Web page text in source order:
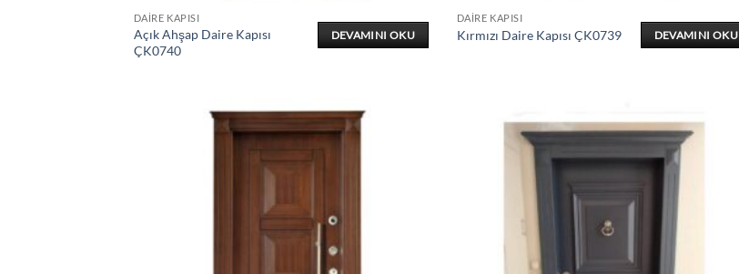
DAIRE KAPISI
Açık Ahşap Daire Kapısı
ÇK0740
DEVAMINI OKU
DAIRE KAPISI
Kırmızı Daire Kapısı ÇK0739 DEVAMINI OKU